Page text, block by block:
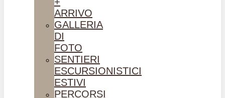
ARRIVO
GALLERIA
DI
FOTO
SENTIERI
ESCURSIONISTICI
ESTIVI
PERCORSI